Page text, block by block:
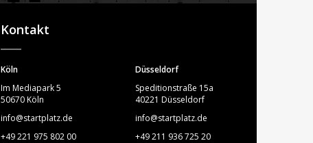
STARTPLATZ
Kontakt
Köln
Im Mediapark 5
50670 Köln
info@startplatz.de
+49 221 975 802 00
Düsseldorf
Speditionstraße 15a
40221 Düsseldorf
info@startplatz.de
+49 211 936 725 20